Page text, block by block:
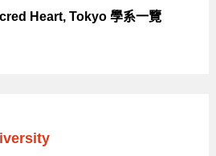
Heart, Tokyo 學系一覽